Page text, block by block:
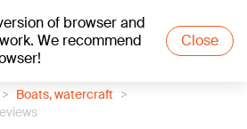
of browser and
We recommend
Close
Boats, watercraft